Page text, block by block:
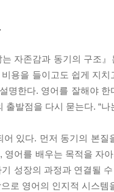
자존감과 동기의 구조
용을 들이고도 쉽게 지
명한다. 영어를 잘해야
발점을 다시 묻는다. “나
있다. 먼저 동기의 본
, 영어를 배우는 목적을
성장의 과정과 연결될
로 영어의 인지적 시스템